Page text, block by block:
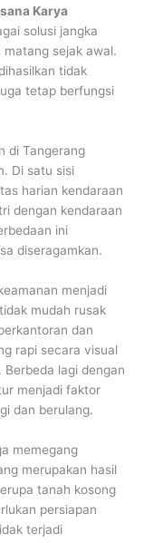
Karya
solusi jangka
sejak awal.
tidak
tetap berfungsi
di Tangerang
Di satu sisi
harian kendaraan
dengan kendaraan
ini
diseragamkan.
menjadi
mudah rusak
dan
rapi secara visual
lagi dengan
menjadi faktor
dan berulang.
memegang
merupakan hasil
tanah kosong
persiapan
terjadi